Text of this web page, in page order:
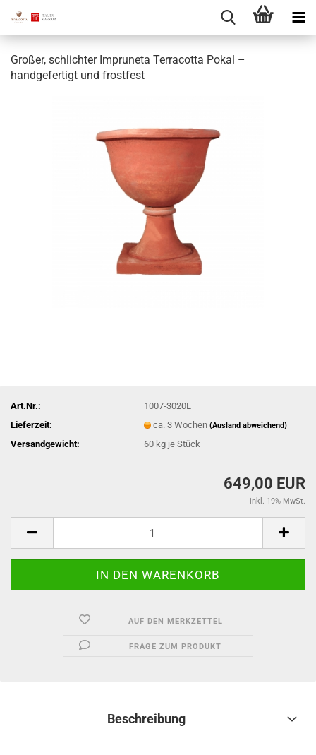
Großer, schlichter Impruneta Terracotta Pokal –
handgefertigt und frostfest
Art.Nr.:
1007-3020L
Lieferzeit:
ca. 3 Wochen(Ausland abweichend)
Versandgewicht: 60 kg je Stück
649,00 EUR
inkl. 19% MwSt.
AUF DEN MERKZETTEL
FRAGE ZUM PRODUKT
Beschreibung